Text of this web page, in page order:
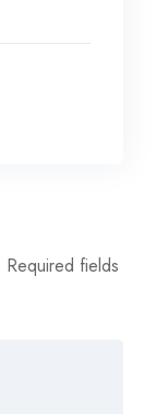
Required fields